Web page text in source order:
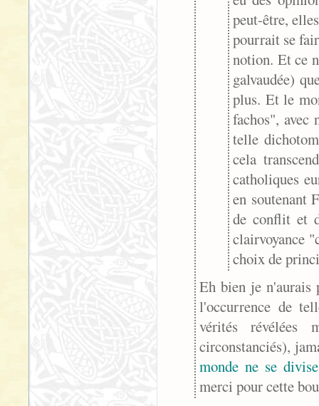
peut-être,
pourrait se
notion. Et ce
galvaudée)
plus. Et le
fachos", avec
telle
cela
catholiques
en soutenant
de conflit et
clairvoyance
choix de
Eh bien je n'aurais
l'occurrence de
vérités révélées
circonstanciés),
monde ne se
merci pour cette